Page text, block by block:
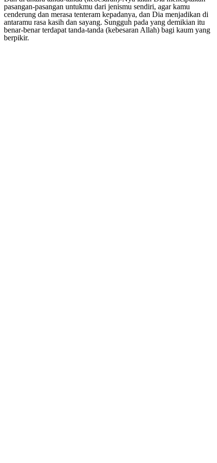
pasangan-pasangan untukmu dari jenismu sendiri, agar kamu
cenderung dan merasa tenteram kepadanya, dan Dia menjadikan di
antaramu rasa kasih dan sayang. Sungguh pada yang demikian itu
benar-benar terdapat tanda-tanda (kebesaran Allah) bagi kaum yang
berpikir.